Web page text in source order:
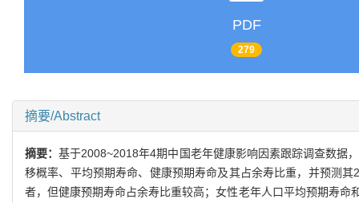
PDF
279
摘要/Abstract
摘要：基于2008~2018年4期中国老年健康影响因素跟踪调查数据
移概率、平均预期寿命、健康预期寿命及其占余寿比重，并预测
者，但健康预期寿命占余寿比重较高；女性老年人口平均预期寿